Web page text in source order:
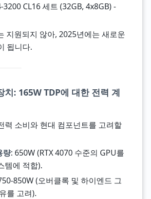
3200 CL16 세트 (32GB, 4x8GB) -
지원되지 않아, 2025년에는 새로운
됩니다.
치: 165W TDP에 대한 전력 계
력 소비와 현대 컴포넌트를 고려할
량: 650W (RTX 4070 수준의 GPU를
템에 적합).
850W (오버클록 및 하이엔드 그
를 고려).